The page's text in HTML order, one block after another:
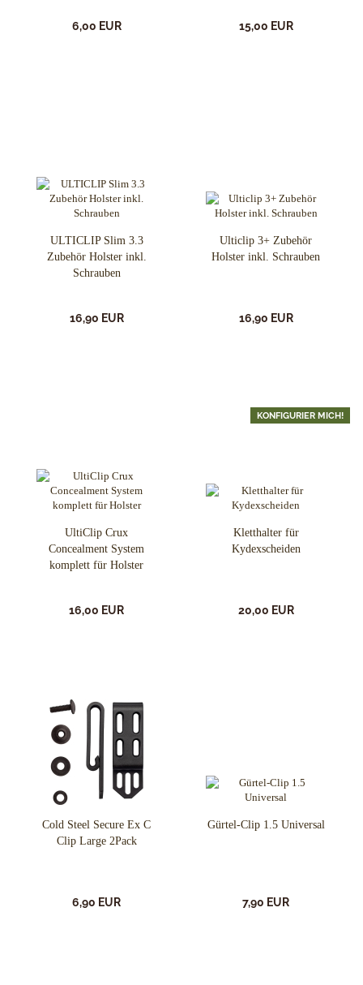
6,00 EUR 15,00 EUR
ULTICLIP Slim 3.3
Zubehör Holster inkl.
Schrauben
16,90 EUR
Ulticlip 3+ Zubehör
Holster inkl. Schrauben
16,90 EUR
UltiClip Crux
Concealment System
komplett für Holster
16,00 EUR
KONFIGURIER MICH!
Kletthalter für
Kydexscheiden
20,00 EUR
Cold Steel Secure Ex C
Clip Large 2Pack
6,90 EUR
Gürtel-Clip 1.5 Universal
7,90 EUR